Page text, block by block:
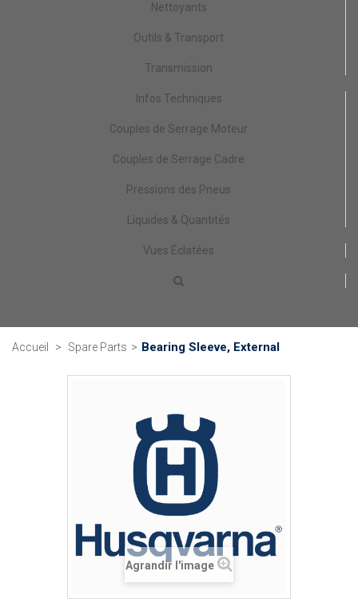
Nettoyants
Outils & Transport
Transmission
Infos Techniques
Couples de Serrage Moteur
Couples de Serrage Cadre
Pressions des Pneus
Liquides & Quantités
Vues Éclatées
Accueil > Spare Parts > Bearing Sleeve, External
Agrandir l'image